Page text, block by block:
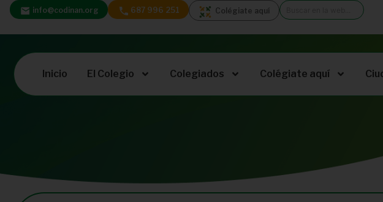
info@codinan.org 687 996 251 Colégiate aquí
Inicio El Colegio Colegiados Colégiate aquí